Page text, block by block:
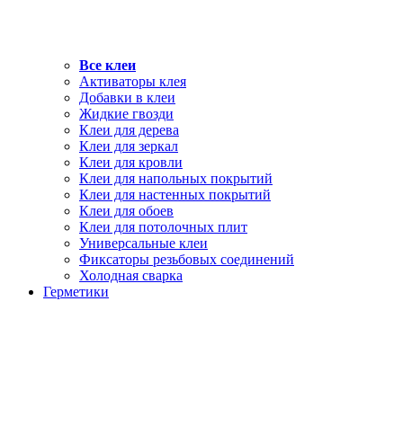
Все клеи
Активаторы клея
Добавки в клеи
Жидкие гвозди
Клеи для дерева
Клеи для зеркал
Клеи для кровли
Клеи для напольных покрытий
Клеи для настенных покрытий
Клеи для обоев
Клеи для потолочных плит
Универсальные клеи
Фиксаторы резьбовых соединений
Холодная сварка
Герметики